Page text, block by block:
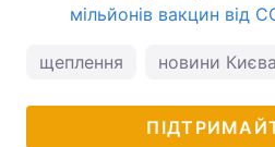
мільйонів вакцин від
щеплення новини Києва